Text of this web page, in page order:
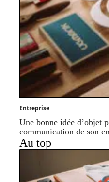
Entreprise
Une bonne idée d’objet
communication de son
Au top